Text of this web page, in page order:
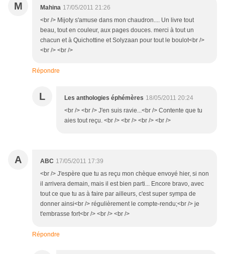
M Mahina 17/05/2011 21:26
<br /> Mijoty s'amuse dans mon chaudron.... Un livre tout
beau, tout en couleur, aux pages douces. merci à tout un
chacun et à Quichottine et Solyzaan pour tout le boulot<br />
<br /> <br />
Répondre
L Les anthologies éphémères 18/05/2011 20:24
<br /> <br /> J'en suis ravie...<br /> Contente que tu
aies tout reçu. <br /> <br /> <br /> <br />
A ABC 17/05/2011 17:39
<br /> J'espère que tu as reçu mon chèque envoyé hier, si non
il arrivera demain, mais il est bien parti... Encore bravo, avec
tout ce que tu as à faire par ailleurs, c'est super sympa de
donner ainsi<br /> régulièrement le compte-rendu;<br /> je
t'embrasse fort<br /> <br /> <br />
Répondre